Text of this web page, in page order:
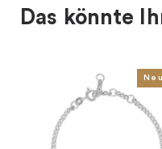
:
Das könnte